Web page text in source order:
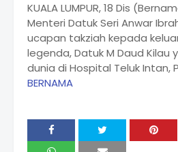
KUALA LUMPUR, 18 Dis
Menteri Datuk Seri Anwar
ucapan takziah kepada
legenda, Datuk M Daud Kilau
dunia di Hospital Teluk Intan,
BERNAMA